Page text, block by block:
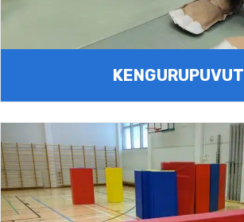
KENGURUPUVUT